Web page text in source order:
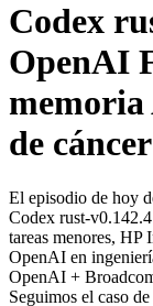
Codex
OpenAI
memoria
de
El episodio de hoy
Codex rust-
tareas menores, HP
OpenAI en
OpenAI +
Seguimos el caso